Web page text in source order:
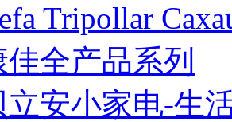
Tripollar
佳全产品系列
立安小家电-生